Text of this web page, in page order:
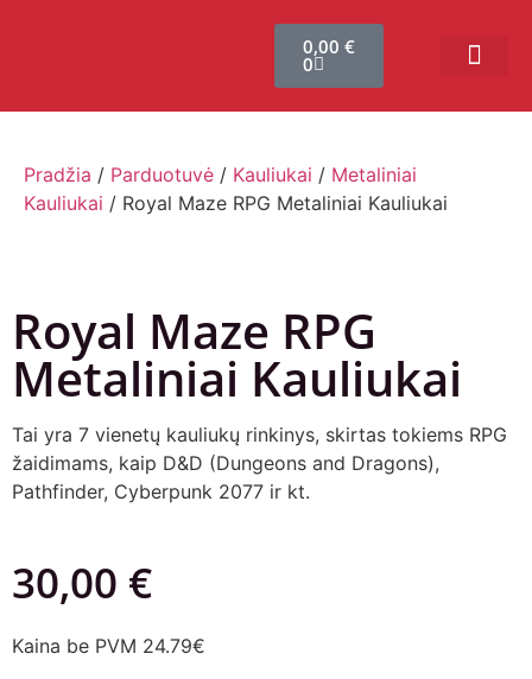
0,00€
0
Pradžia / Parduotuvė / Kauliukai / Metaliniai
Kauliukai / Royal Maze RPG Metaliniai Kauliukai
Royal Maze RPG
Metaliniai Kauliukai
Tai yra 7 vienetų kauliukų rinkinys, skirtas tokiems RPG
žaidimams, kaip D&D (Dungeons and Dragons),
Pathfinder, Cyberpunk 2077 ir kt.
30,00 €
Kaina be PVM 24.79€